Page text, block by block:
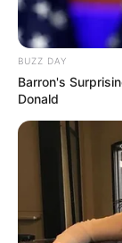
BUZZ DAY
Barron's
Donald